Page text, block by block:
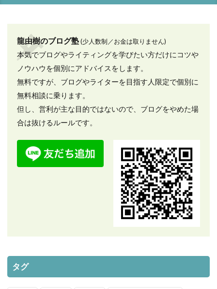
龍由樹のブログ塾(少人数制／お金は取りません)
本気でブログやライティングを学びたい方だけにコツや
ノウハウを個別にアドバイスをします。
無料ですが、ブログやライターを目指す人限定で個別に
無料相談に乗ります。
但し、営利が主な目的ではないので、ブログをやめた場
合は抜けるルールです。
タグ